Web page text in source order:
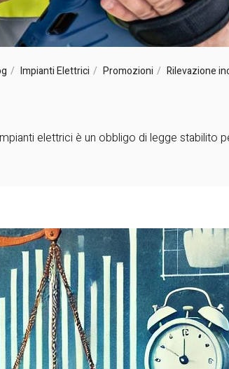
Impianti Elettrici Promozioni Rilevazione
elettrici è un obbligo di legge stabilito